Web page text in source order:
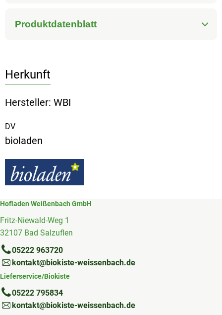
Produktdatenblatt
Herkunft
Hersteller: WBI
DV
bioladen
Hofladen Weißenbach GmbH
Fritz-Niewald-Weg 1
32107 Bad Salzuflen
05222 963720
kontakt@biokiste-weissenbach.de
Lieferservice/Biokiste
05222 795834
kontakt@biokiste-weissenbach.de